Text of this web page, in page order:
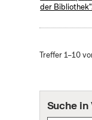
der
Treffer 1–10
Suche